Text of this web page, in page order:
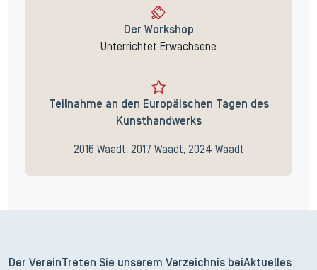
Der Workshop
Unterrichtet Erwachsene
Teilnahme an den Europäischen Tagen des
Kunsthandwerks
2016 Waadt, 2017 Waadt, 2024 Waadt
Der Verein Treten Sie unserem Verzeichnis beiAktuelles